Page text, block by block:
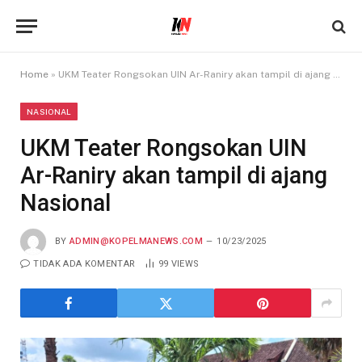
Home » UKM Teater Rongsokan UIN Ar-Raniry akan tampil di ajang Nasional
NASIONAL
UKM Teater Rongsokan UIN
Ar-Raniry akan tampil di ajang
Nasional
BY ADMIN@KOPELMANEWS.COM 10/23/2025
TIDAK ADA KOMENTAR 99 VIEWS